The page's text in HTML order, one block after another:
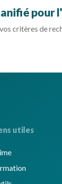
pour
critères de
utiles